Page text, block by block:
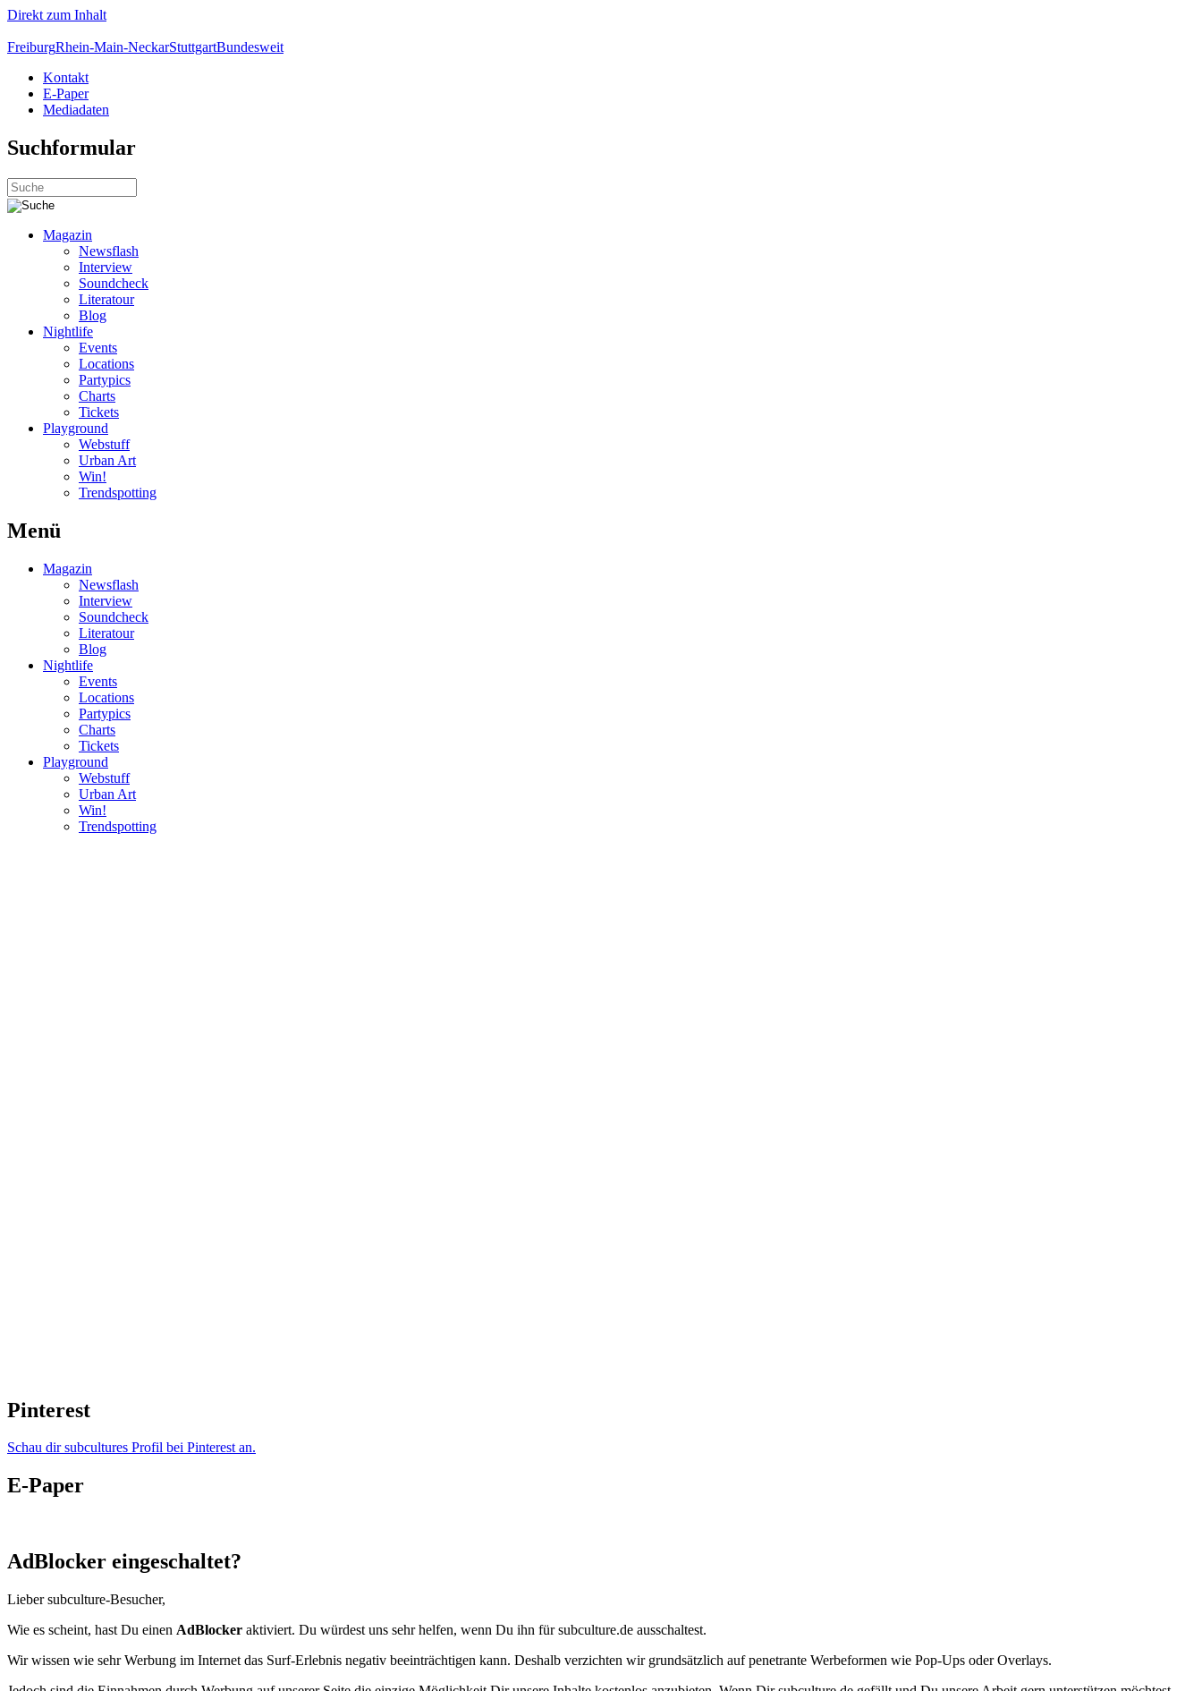
Direkt zum Inhalt
FreiburgRhein-Main-NeckarStuttgartBundesweit
Kontakt
E-Paper
Mediadaten
Suchformular
Magazin
Newsflash
Interview
Soundcheck
Literatour
Blog
Nightlife
Events
Locations
Partypics
Charts
Tickets
Playground
Webstuff
Urban Art
Win!
Trendspotting
Menü
Magazin
Newsflash
Interview
Soundcheck
Literatour
Blog
Nightlife
Events
Locations
Partypics
Charts
Tickets
Playground
Webstuff
Urban Art
Win!
Trendspotting
Pinterest
Schau dir subcultures Profil bei Pinterest an.
E-Paper
AdBlocker eingeschaltet?
Lieber subculture-Besucher,
Wie es scheint, hast Du einen AdBlocker aktiviert. Du würdest uns sehr helfen, wenn Du ihn für subculture.de ausschaltest.
Wir wissen wie sehr Werbung im Internet das Surf-Erlebnis negativ beeinträchtigen kann. Deshalb verzichten wir grundsätzlich auf penetrante Werbeformen wie Pop-Ups oder Overlays.